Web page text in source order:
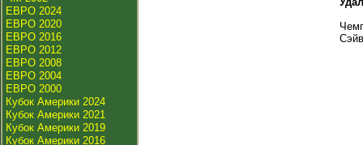
ЕВРО 2024
ЕВРО 2020
ЕВРО 2016
ЕВРО 2012
ЕВРО 2008
ЕВРО 2004
ЕВРО 2000
Кубок Америки 2024
Кубок Америки 2021
Кубок Америки 2019
Кубок Америки 2016